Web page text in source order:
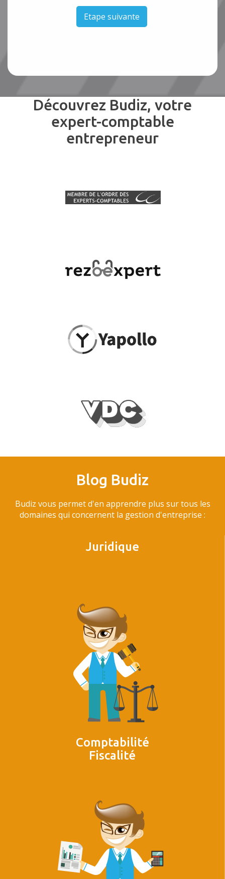
Etape suivante
Découvrez Budiz, votre
expert-comptable
entrepreneur
Blog Budiz
Budiz vous permet d'en apprendre plus sur tous les
domaines qui concernent la gestion d'entreprise :
Juridique
Comptabilité
Fiscalité